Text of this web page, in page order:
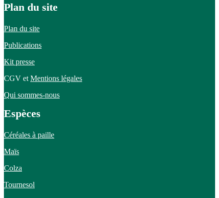
Plan du site
Plan du site
Publications
Kit presse
CGV et Mentions légales
Qui sommes-nous
Espèces
Céréales à paille
Maïs
Colza
Tournesol